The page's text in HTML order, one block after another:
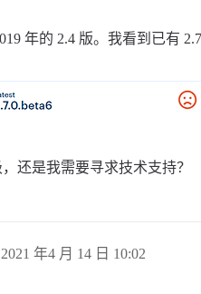
年的 2.4 版。我看到已有
还是我需要寻求技术支持？
2021 年4 月 14 日 10:02